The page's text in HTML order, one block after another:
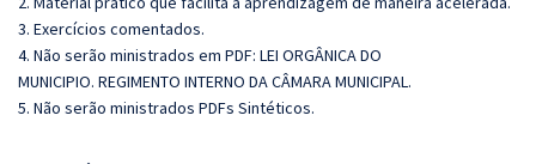
3. Exercícios comentados.
4. Não serão ministrados em PDF: LEI ORGÂNICA DO
MUNICIPIO. REGIMENTO INTERNO DA CÂMARA MUNICIPAL.
5. Não serão ministrados PDFs Sintéticos.